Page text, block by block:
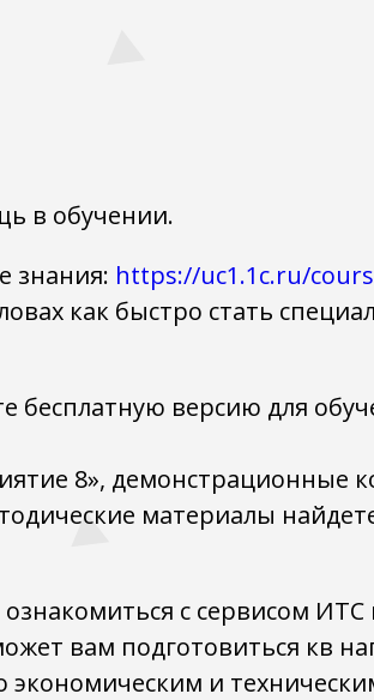
в обучении.
знания: https://uc1.1c.ru/
как быстро стать
бесплатную версию для
8», демонстрационные
материалы
с сервисом ИТС
вам подготовиться кв
и